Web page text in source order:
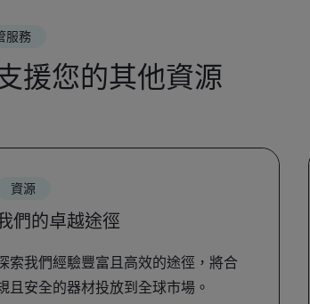
服務
援您的其他資源
資源
們的卓越途徑
索我們經驗豐富且高效的途徑，將合
且安全的器材投放到全球市場。